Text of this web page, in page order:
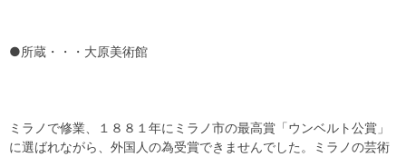
●所蔵・・・大原美術館
ミラノで修業、１８８１年にミラノ市の最高賞「ウンベルト公賞」
に選ばれながら、外国人の為受賞できませんでした。ミラノの芸術